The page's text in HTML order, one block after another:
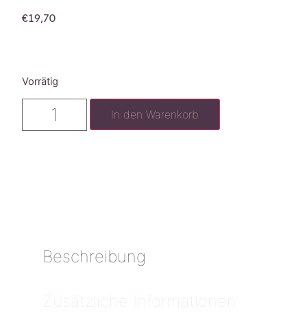
€19,70
Vorrätig
In den Warenkorb
Beschreibung
Zusätzliche Informationen